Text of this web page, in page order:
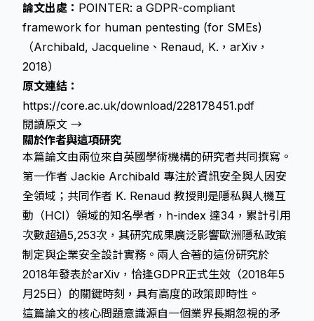
論文出處： POINTER: a GDPR-compliant
framework for human pentesting (for SMEs)
（Archibald, Jacqueline、Renaud, K.，arXiv，
2018）
原文連結：
https://core.ac.uk/download/228178451.pdf
閱讀原文 →
關於作者與這項研究
本篇論文由兩位來自英國學術機構的研究者共同撰寫。
第一作者 Jackie Archibald 專注於資訊安全與人因安
全領域；共同作者 K. Renaud 教授則是隱私與人機互
動（HCI）領域的知名學者，h-index 達34，累計引用
次數超過5,253次，其研究成果廣泛影響歐洲隱私政策
制定與企業安全設計實務。兩人合著的這份研究於
2018年發表於arXiv，恰逢GDPR正式生效（2018年5
月25日）的關鍵時刻，具有高度的政策即時性。
這篇論文的核心問題意識源自一個業界長期忽視的矛